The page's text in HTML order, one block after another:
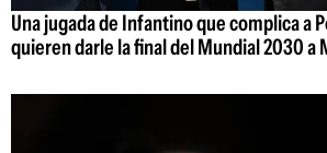
Una jugada de Infantino que complica a
quieren darle la final del Mundial 2030 a